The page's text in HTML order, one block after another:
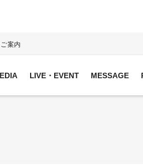
LIVE・EVENT MESSAGE
案内